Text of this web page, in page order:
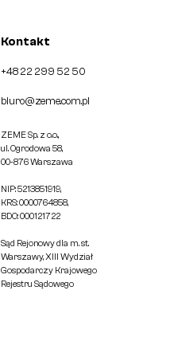
Kontakt
+48 22 299 52 50
biuro@zeme.com.pl
ZEME Sp. z o.o.,
ul. Ogrodowa 58,
00-876 Warszawa
NIP: 5213851919,
KRS: 0000764858,
BDO: 000121722
Sąd Rejonowy dla m. st.
Warszawy, XIII Wydział
Gospodarczy Krajowego
Rejestru Sądowego